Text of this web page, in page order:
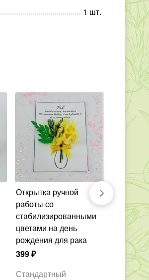
1 шт.
Открытка ручной
работы со
стабилизированными
цветами на день
рождения для рака
399₽
Стандартный
ручной
Символ
1 199₽